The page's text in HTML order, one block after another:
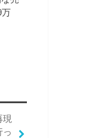
万
現
っ